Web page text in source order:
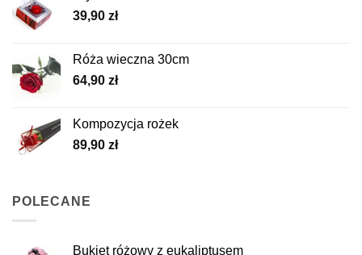
39,90 zł
Róża wieczna 30cm
64,90 zł
Kompozycja rożek
89,90 zł
POLECANE
Bukiet różowy z eukaliptusem